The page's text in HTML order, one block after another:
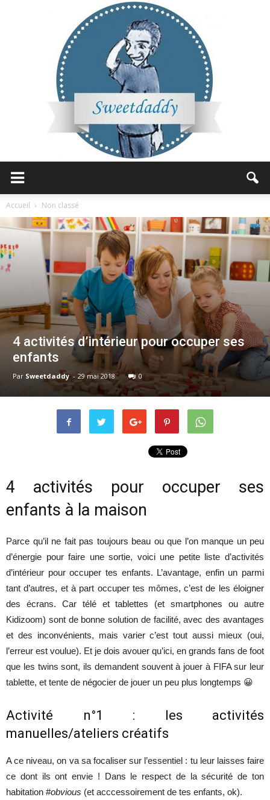
Accueil Non classé
4 activités d’intérieur pour occuper ses
enfants
Par Sweetdaddy - 29 mai 2018 0
4 activités pour occuper ses
enfants à la maison
Parce qu’il ne fait pas toujours beau ou que l’on manque un peu
d’énergie pour faire une sortie, voici une petite liste d’activités
d’intérieur pour occuper tes enfants. L’avantage, enfin un parmi
tant d’autres, et à part occuper tes mômes, c’est de les éloigner
des écrans. Car télé et tablettes (et smartphones ou autre
Kidizoom) sont de bonne solution de facilité, avec des avantages
et des inconvénients, mais varier c’est tout aussi mieux (oui,
l’erreur est voulue). Et je dois avouer qu’ici, en grands fans de foot
que les twins sont, ils demandent souvent à jouer à FIFA sur leur
tablette, et tente de négocier de jouer un peu plus longtemps 😀
Activité n°1 : les activités
manuelles/ateliers créatifs
A ce niveau, on va sa focaliser sur l’essentiel : tu leur laisses faire
ce dont ils ont envie ! Dans le respect de la sécurité de ton
habitation #obvious (et acccessoirement de tes enfants, ok).